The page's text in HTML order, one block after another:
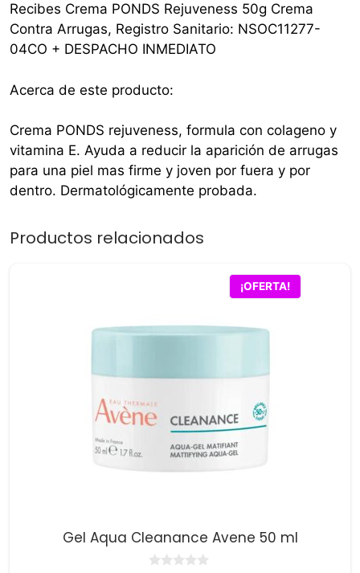
Recibes Crema PONDS Rejuveness 50g Crema
Contra Arrugas, Registro Sanitario: NSOC11277-
04CO + DESPACHO INMEDIATO
Acerca de este producto:
Crema PONDS rejuveness, formula con colageno y
vitamina E. Ayuda a reducir la aparición de arrugas
para una piel mas firme y joven por fuera y por
dentro. Dermatológicamente probada.
Productos relacionados
¡OFERTA!
Gel Aqua Cleanance Avene 50 ml